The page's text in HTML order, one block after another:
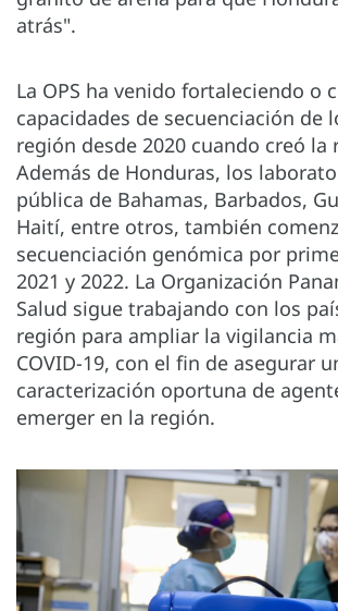
atrás".
La OPS ha venido fortaleciendo o
capacidades de secuenciación de
región desde 2020 cuando creó la
Además de Honduras, los
pública de Bahamas, Barbados,
Haití, entre otros, también
secuenciación genómica por
2021 y 2022. La Organización
Salud sigue trabajando con los
región para ampliar la vigilancia
COVID-19, con el fin de asegurar
caracterización oportuna de
emerger en la región.